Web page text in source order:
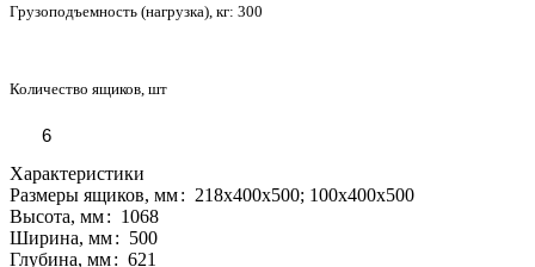
Грузоподъемность (нагрузка), кг: 300
Количество ящиков, шт
6
Характеристики
Размеры ящиков, мм: 218х400х500; 100х400х500
Высота, мм: 1068
Ширина, мм: 500
Глубина, мм: 621